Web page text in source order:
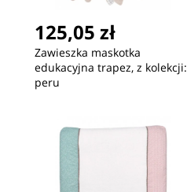
125,05 zł
Zawieszka maskotka
edukacyjna trapez, z kolekcji:
peru